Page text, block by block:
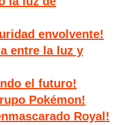
envolvente!
entre la luz y
el futuro!
Pokémon!
Royal!